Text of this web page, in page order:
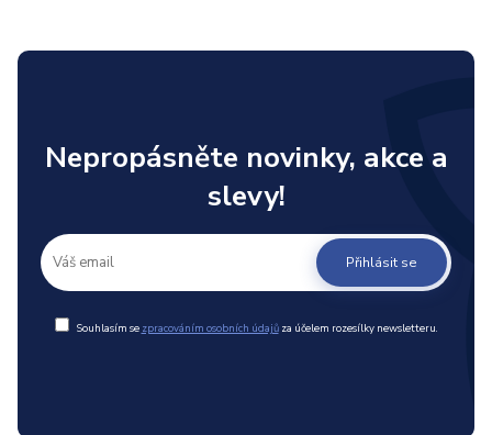
Nepropásněte novinky, akce a
slevy!
Přihlásit se
Souhlasím se zpracováním osobních údajůza účelem rozesílky newsletteru.